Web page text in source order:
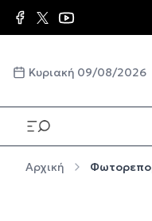
Παράκαμψη προς το
Κυριακή 09/08/2026
Αρχική